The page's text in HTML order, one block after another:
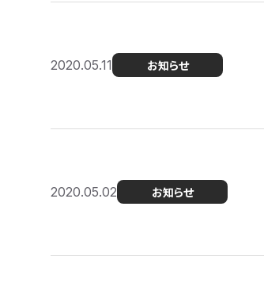
2020.05.11 お知らせ
2020.05.02 お知らせ